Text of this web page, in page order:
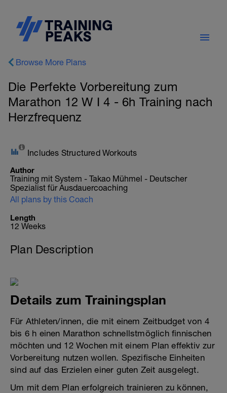
Browse More Plans
Die Perfekte Vorbereitung zum
Marathon 12 W I 4 - 6h Training nach
Herzfrequenz
Includes Structured Workouts
Author
Training mit System - Takao Mühmel - Deutscher
Spezialist für Ausdauercoaching
All plans by this Coach
Length
12 Weeks
Plan Description
Details zum Trainingsplan
Für Athleten/innen, die mit einem Zeitbudget von 4
bis 6 h einen Marathon schnellstmöglich finnischen
möchten und 12 Wochen mit einem Plan effektiv zur
Vorbereitung nutzen wollen. Spezifische Einheiten
sind auf das Erzielen einer guten Zeit ausgelegt.
Um mit dem Plan erfolgreich trainieren zu können,